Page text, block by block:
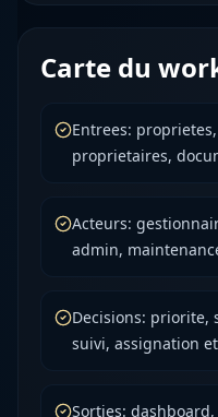
Carte du
Entrees:
proprietaires,
Acteurs:
admin,
Decisions: priorite,
suivi, assignation
Sorties: